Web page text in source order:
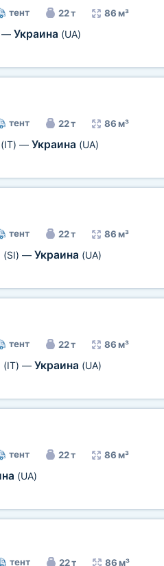
тент 22 т 86 м³
— Украина (UA)
тент 22 т 86 м³
(IT) — Украина (UA)
тент 22 т 86 м³
(SI) — Украина (UA)
тент 22 т 86 м³
(IT) — Украина (UA)
тент 22 т 86 м³
(UA)
тент 22 т 86 м³